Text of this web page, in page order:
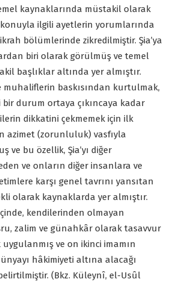
kaynaklarında müstakil olarak
konuyla ilgili ayetlerin yorumlarında
bölümlerinde zikredilmiştir. Şia’ya
biri olarak görülmüş ve temel
başlıklar altında yer almıştır.
muhaliflerin baskısından kurtulmak,
bir durum ortaya çıkıncaya kadar
dikkatini çekmemek için ilk
azimet (zorunluluk) vasfıyla
ve bu özellik, Şia’yı diğer
ve onların diğer insanlara ve
karşı genel tavrını yansıtan
olarak kaynaklarda yer almıştır.
kendilerinden olmayan
zalim ve günahkâr olarak tasavvur
ve on ikinci imamın
hâkimiyeti altına alacağı
(Bkz. Küleynî, el-Usûl